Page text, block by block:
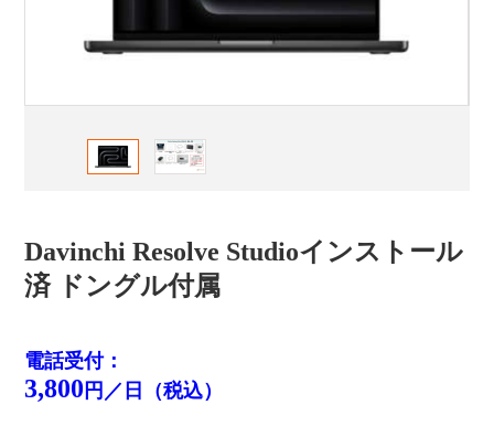
Davinchi Resolve Studioインストール
済 ドングル付属
電話受付：
3,800 円／日（税込）